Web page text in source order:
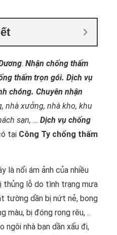
. Nhận chống thấm
thấm trọn gói. Dịch vụ
chóng. Chuyên nhận
nhà xưởng, nhà kho, khu
sạn, … Dịch vụ chống
tại Công Ty chống thấm
là nổi ám ảnh của nhiều
thủng lỗ do tình trạng mưa
tường dần bị nứt nẻ, bong
màu, bị đóng rong rêu, ..
ngôi nhà bạn dần xấu đi,